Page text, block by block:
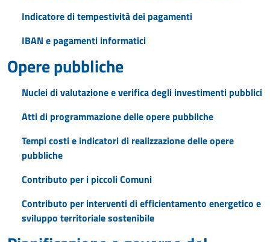
Indicatore di tempestività dei pagamenti
IBAN e pagamenti informatici
Opere pubbliche
Nuclei di valutazione e verifica degli investimenti pubblici
Atti di programmazione delle opere pubbliche
Tempi costi e indicatori di realizzazione delle opere
pubbliche
Contributo per i piccoli Comuni
Contributo per interventi di efficientamento energetico e
sviluppo territoriale sostenibile